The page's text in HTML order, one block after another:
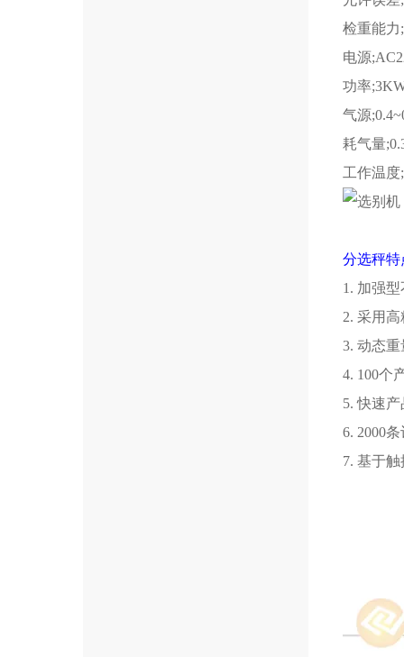
检重能力
电源
功率
气源
耗气量
工作温度
分选秤特
1. 加强
2. 采用高
3. 动态重
4. 100个
5.快速产
6. 2000条
7. 基于触